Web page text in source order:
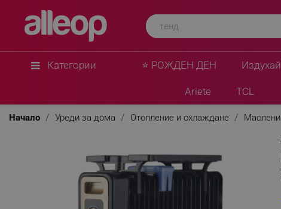
Категории ⭐ РОЖДЕН ДЕН
Ariete TCL
Начало Уреди за дома Отопление и охлаждане